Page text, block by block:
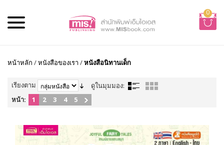
0
หน้าหลัก /หนังสือของเรา /หนังสือนิทานเด็ก
เรียงตาม
ดูในมุมมอง:
หน้า:
1 2 3 4 5